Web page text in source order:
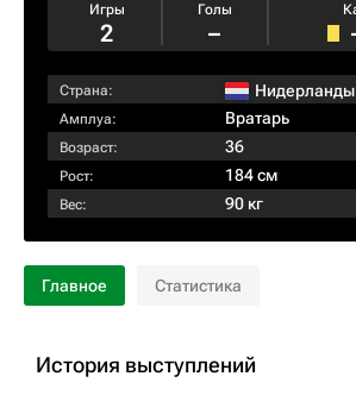
Игры
2
Голы
–
Страна: Нидерланды
Амплуа: Вратарь
Возраст: 36
Рост: 184 см
Вес: 90 кг
Главное Статистика
История выступлений